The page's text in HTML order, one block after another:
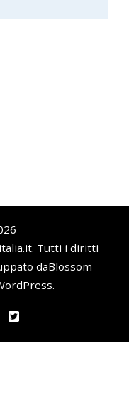
. Tutti i diritti
daBlossom
.